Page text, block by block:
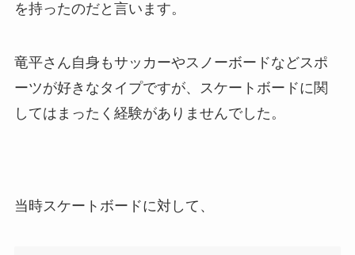
を持ったのだと言います。
竜平さん自身もサッカーやスノーボードなどスポ
ーツが好きなタイプですが、スケートボードに関
してはまったく経験がありませんでした。
当時スケートボードに対して、